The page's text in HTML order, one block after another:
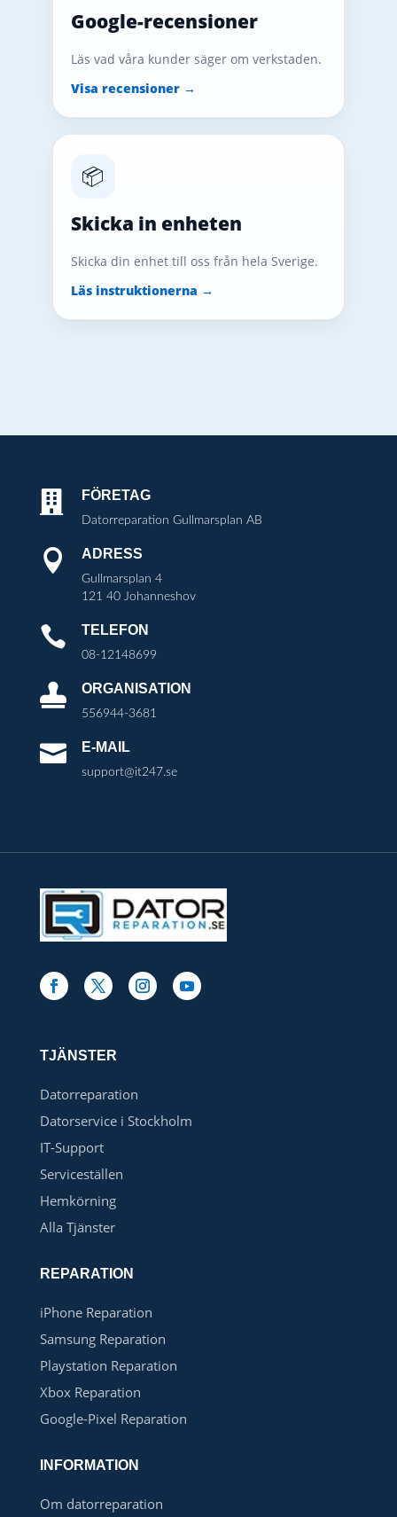
Google-recensioner
Läs vad våra kunder säger om verkstaden.
Visa recensioner →
📦
Skicka in enheten
Skicka din enhet till oss från hela Sverige.
Läs instruktionerna →
 FÖRETAG
Datorreparation Gullmarsplan AB
 ADRESS
Gullmarsplan 4
121 40 Johanneshov
 TELEFON
08-12148699
 ORGANISATION
556944-3681
 E-MAIL
support@it247.se
TJÄNSTER
Datorreparation
Datorservice i Stockholm
IT-Support
Serviceställen
Hemkörning
Alla Tjänster
REPARATION
iPhone Reparation
Samsung Reparation
Playstation Reparation
Xbox Reparation
Google-Pixel Reparation
INFORMATION
Om datorreparation